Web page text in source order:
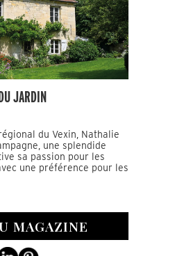
JARDIN
du Vexin, Nathalie
une splendide
sa passion pour les
une préférence pour les
MAGAZINE